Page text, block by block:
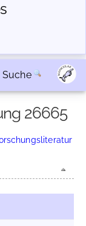
Suche
26665